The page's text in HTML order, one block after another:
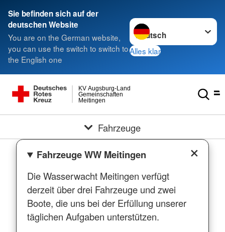
Sie befinden sich auf der
deutschen Website
You are on the German website,
you can use the switch to switch to
the English one
Sprache wechseln zu
Alles klar
Meitingen
Gemeinschaften
KV Augsburg-Land
Fahrzeuge
Fahrzeuge WW Meitingen
Die Wasserwacht Meitingen verfügt
derzeit über drei Fahrzeuge und zwei
Boote, die uns bei der Erfüllung unserer
täglichen Aufgaben unterstützen.